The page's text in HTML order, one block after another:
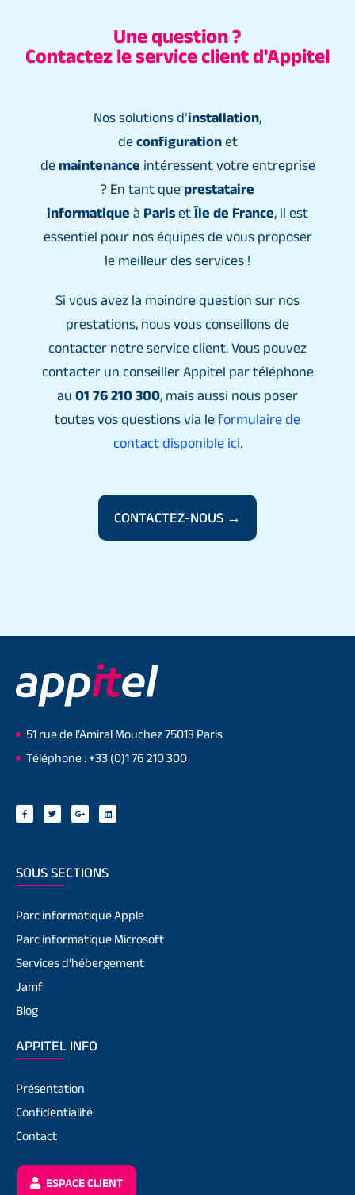
Une question ?
Contactez le service client d'Appitel
Nos solutions d’installation,
de configurationet
de maintenance intéressent votre entreprise
? En tant que prestataire
informatique à Paris etÎle de France, il est
essentiel pour nos équipes de vous proposer
le meilleur des services !
Si vous avez la moindre question sur nos
prestations, nous vous conseillons de
contacter notre service client. Vous pouvez
contacter un conseiller Appitel par téléphone
au 01 76 210 300, mais aussi nous poser
toutes vos questions via le formulaire de
contact disponible ici.
CONTACTEZ-NOUS →
51 rue de l’Amiral Mouchez 75013 Paris
Téléphone : +33 (0)1 76 210 300
SOUS SECTIONS
Parc informatique Apple
Parc informatique Microsoft
Services d’hébergement
Jamf
Blog
APPITEL INFO
Présentation
Confidentialité
Contact
ESPACE CLIENT